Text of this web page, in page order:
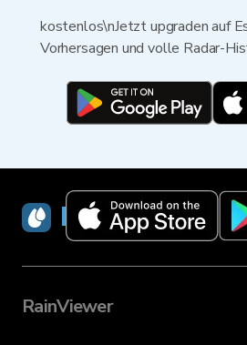
kostenlos\nJetzt upgraden auf
Vorhersagen und volle Radar-
RainViewer
RainViewer